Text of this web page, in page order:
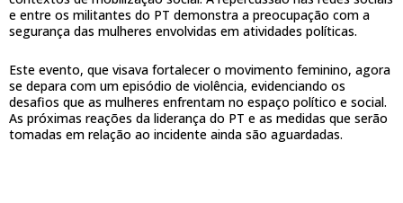
e entre os militantes do PT demonstra a preocupação com a
segurança das mulheres envolvidas em atividades políticas.
Este evento, que visava fortalecer o movimento feminino, agora
se depara com um episódio de violência, evidenciando os
desafios que as mulheres enfrentam no espaço político e social.
As próximas reações da liderança do PT e as medidas que serão
tomadas em relação ao incidente ainda são aguardadas.